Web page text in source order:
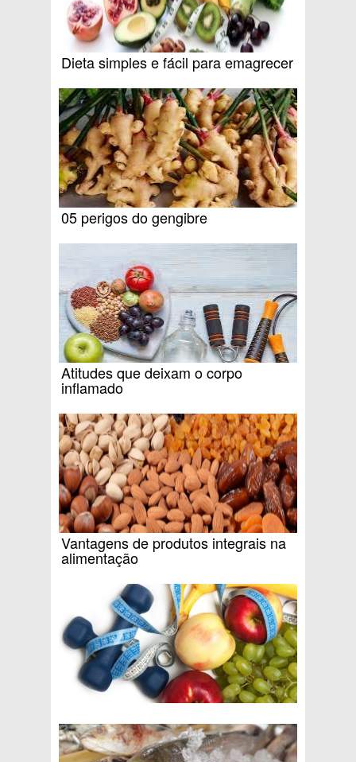
Dieta simples e fácil para emagrecer
05 perigos do gengibre
Atitudes que deixam o corpo
inflamado
Vantagens de produtos integrais na
alimentação